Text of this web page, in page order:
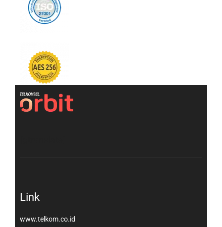
Link
www.telkom.co.id